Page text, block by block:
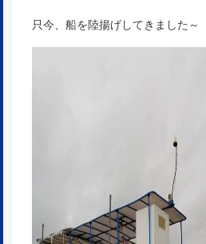
只今、船を陸揚げしてきました～